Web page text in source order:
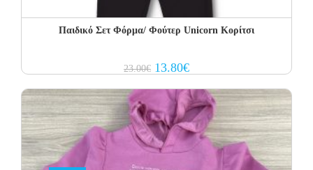
Παιδικό Σετ Φόρμα/ Φούτερ Unicorn Κορίτσι
23.00€ Original
price
23.00€.
13.80€Current
price
13.80€.